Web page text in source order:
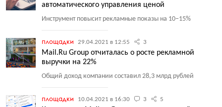
автоматического управления ценой
Инструмент повысит рекламные показы на 10−15%
площадки 29.04.2021 в 12:55 3
Mail.Ru Group отчиталась о росте рекламной
выручки на 22%
Общий доход компании составил 28,3 млрд рублей
площадки 10.04.2021 в 16:30 3 5